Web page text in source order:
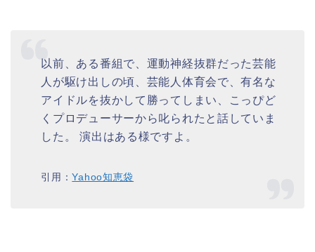
以前、ある番組で、運動神経抜群だった芸能
人が駆け出しの頃、芸能人体育会で、有名な
アイドルを抜かして勝ってしまい、こっぴど
くプロデューサーから叱られたと話していま
した。 演出はある様ですよ。
引用：Yahoo知恵袋